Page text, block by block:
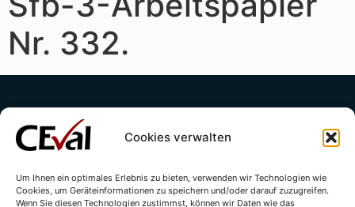
Cookies verwalten
Um Ihnen ein optimales Erlebnis zu bieten, verwenden wir Technologien wie
Cookies, um Geräteinformationen zu speichern und/oder darauf zuzugreifen.
Wenn Sie diesen Technologien zustimmst, können wir Daten wie das
Nr. 332.
Kontakt Impressum Datenschutzerklärung